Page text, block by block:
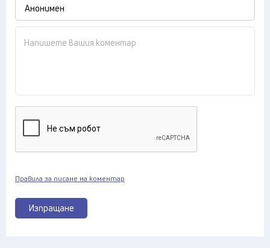
Изпращане
Правила за писане на коментар